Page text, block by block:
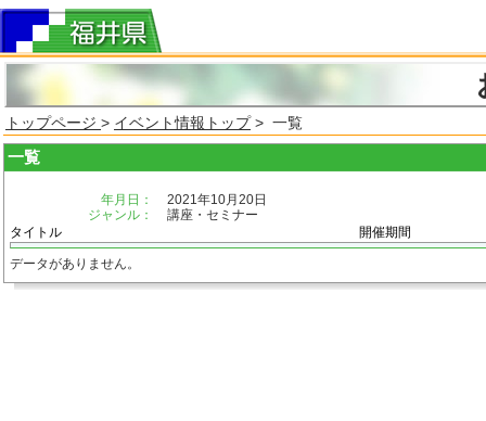
トップページ > イベント情報トップ> 一覧
一覧
年月日：
2021年10月20日
ジャンル：
講座・セミナー
タイトル
開催期間
データがありません。